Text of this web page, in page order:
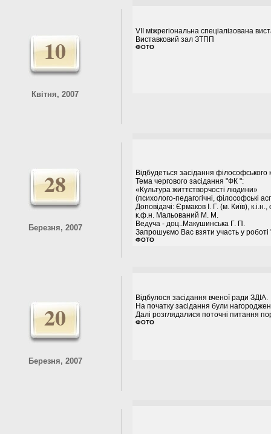
10
Квітня, 2007
VII міжрегіональна спеціалізована
Виставковий зал ЗТПП
ФОТО
28
Березня, 2007
Відбудеться засідання філософського
Тема чергового засідання "ФК ":
«Культура життєтворчості людини»
(психолого-педагогічні, філософські
Доповідачі: Єрмаков І. Г. (м. Київ), к.і.н.,
к.ф.н. Мальований М. М.
Ведуча - доц..Макушинська Г. П.
Запрошуємо Вас взяти участь у роботі
ФОТО
20
Березня, 2007
Відбулося засідання вченої ради ЗДІА.
На початку засідання були
Далі розглядалися поточні питання
ФОТО